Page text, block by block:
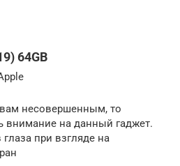
64GB
несовершенным, то
внимание на данный гаджет.
при взгляде на